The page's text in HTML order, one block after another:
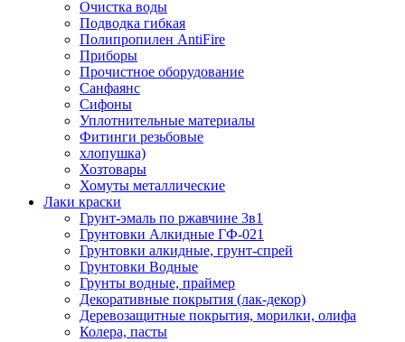
Очистка воды
Подводка гибкая
Полипропилен AntiFire
Приборы
Прочистное оборудование
Санфаянс
Сифоны
Уплотнительные материалы
Фитинги резьбовые
хлопушка)
Хозтовары
Хомуты металлические
Лаки краски
Грунт-эмаль по ржавчине 3в1
Грунтовки Алкидные ГФ-021
Грунтовки алкидные, грунт-спрей
Грунтовки Водные
Грунты водные, праймер
Декоративные покрытия (лак-декор)
Деревозащитные покрытия, морилки, олифа
Колера, пасты